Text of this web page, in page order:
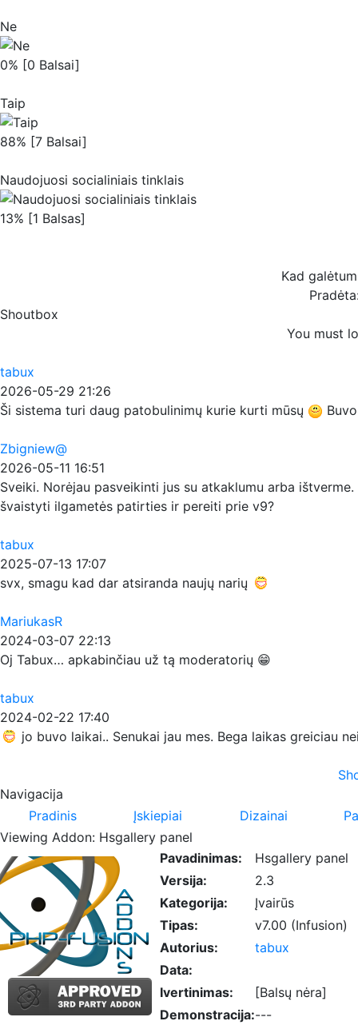
Ne
0% [0 Balsai]
Taip
88% [7 Balsai]
Naudojuosi socialiniais tinklais
13% [1 Balsas]
Kad
Shoutbox
You must
tabux
2026-05-29 21:26
Ši sistema turi daug patobulinimų kurie kurti mūsų
Zbigniew@
2026-05-11 16:51
Sveiki. Norėjau pasveikinti jus su atkaklumu arba
švaistyti ilgametės patirties ir pereiti prie v9?
tabux
2025-07-13 17:07
svx, smagu kad dar atsiranda naujų narių
MariukasR
2024-03-07 22:13
Oj Tabux… apkabinčiau už tą moderatorių 😁
tabux
2024-02-22 17:40
jo buvo laikai.. Senukai jau mes. Bega laikas greiciau
Navigacija
Pradinis
Įskiepiai Dizainai
Viewing Addon: Hsgallery panel
Pavadinimas:
Hsgallery panel
Versija:
2.3
Kategorija:
Įvairūs
Tipas:
v7.00 (Infusion)
Autorius:
tabux
Data:
Ivertinimas:
[Balsų nėra]
Demonstracija:---